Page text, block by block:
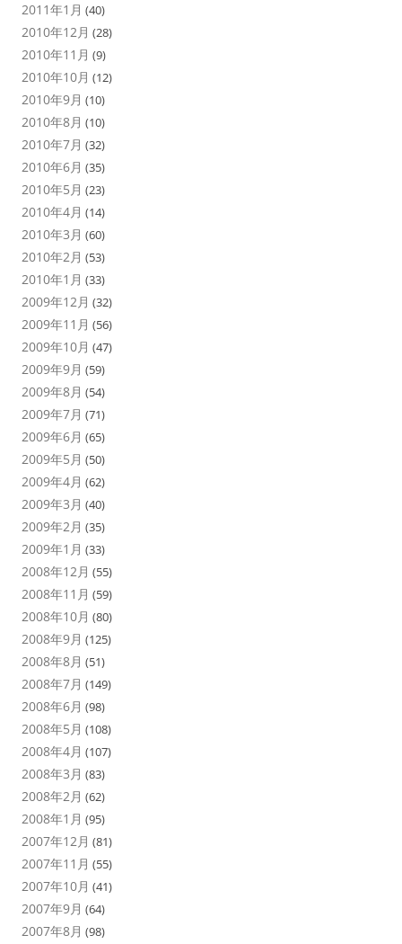
2011年1月 (40)
2010年12月 (28)
2010年11月 (9)
2010年10月 (12)
2010年9月 (10)
2010年8月 (10)
2010年7月 (32)
2010年6月 (35)
2010年5月 (23)
2010年4月 (14)
2010年3月 (60)
2010年2月 (53)
2010年1月 (33)
2009年12月 (32)
2009年11月 (56)
2009年10月 (47)
2009年9月 (59)
2009年8月 (54)
2009年7月 (71)
2009年6月 (65)
2009年5月 (50)
2009年4月 (62)
2009年3月 (40)
2009年2月 (35)
2009年1月 (33)
2008年12月 (55)
2008年11月 (59)
2008年10月 (80)
2008年9月 (125)
2008年8月 (51)
2008年7月 (149)
2008年6月 (98)
2008年5月 (108)
2008年4月 (107)
2008年3月 (83)
2008年2月 (62)
2008年1月 (95)
2007年12月 (81)
2007年11月 (55)
2007年10月 (41)
2007年9月 (64)
2007年8月 (98)